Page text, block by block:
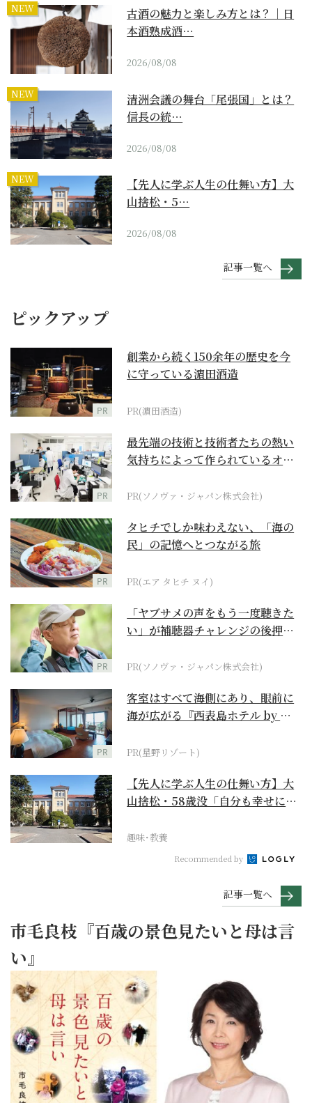
NEW
古酒の魅力と楽しみ方とは？｜日
本酒熟成酒…
2026/08/08
NEW
清洲会議の舞台「尾張国」とは？
信長の統…
2026/08/08
NEW
【先人に学ぶ人生の仕舞い方】大
山捨松・5…
2026/08/08
記事一覧へ
ピックアップ
PR
創業から続く150余年の歴史を今
に守っている濵田酒造
PR(濵田酒造)
PR
最先端の技術と技術者たちの熱い
気持ちによって作られているオー
PR(ソノヴァ・ジャパン株式会社)
PR
タヒチでしか味わえない、「海の
民」の記憶へとつながる旅
PR(エア タヒチ ヌイ)
PR
「ヤブサメの声をもう一度聴きた
い」が補聴器チャレンジの後押し
PR(ソノヴァ・ジャパン株式会社)
PR
客室はすべて海側にあり、眼前に
海が広がる『西表島ホテル by 星
PR(星野リゾート)
【先人に学ぶ人生の仕舞い方】大
山捨松・58歳没「自分も幸せにな
趣味･教養
Recommended by
記事一覧へ
市毛良枝『百歳の景色見たいと母は言
い』